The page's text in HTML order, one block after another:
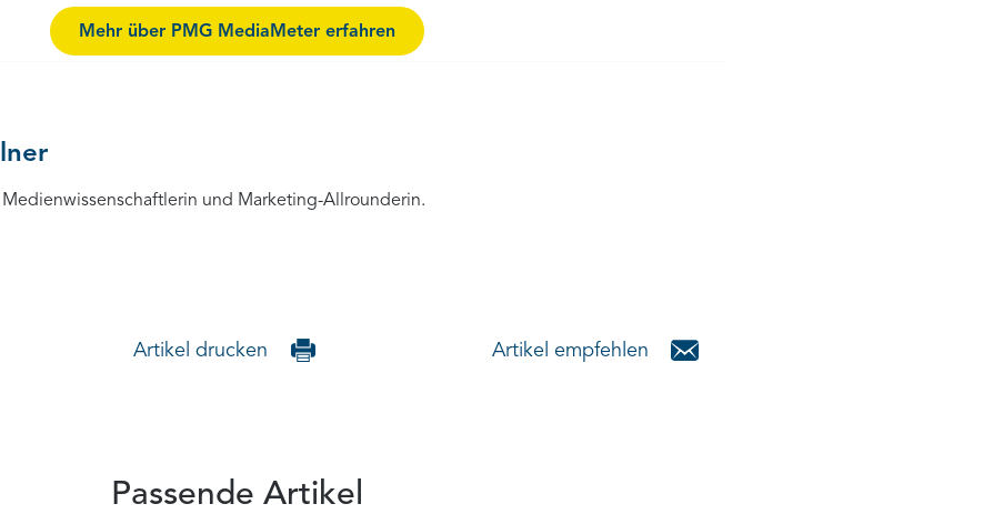
Mehr über PMG MediaMeter erfahren
und Marketing-Allrounderin.
Artikel drucken Artikel empfehlen
Passende Artikel